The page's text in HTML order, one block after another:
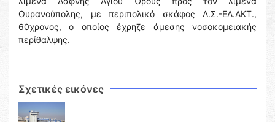
Ουρανούπολης, με περιπολικό σκάφος Λ.Σ.-ΕΛ.ΑΚΤ.,
60χρονος, ο οποίος έχρηζε άμεσης νοσοκομειακής
περίθαλψης.
Σχετικές εικόνες